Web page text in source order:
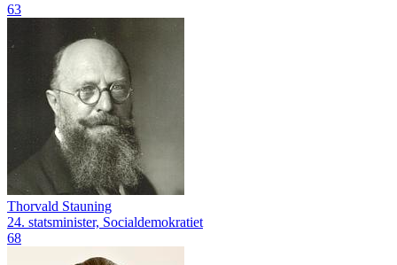
63
Thorvald Stauning
24. statsminister, Socialdemokratiet
68